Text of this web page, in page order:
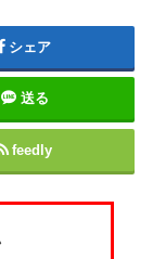
シェア
送る
feedly